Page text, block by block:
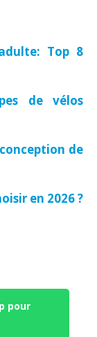
Top 8
de vélos
de
en 2026 ?
pour